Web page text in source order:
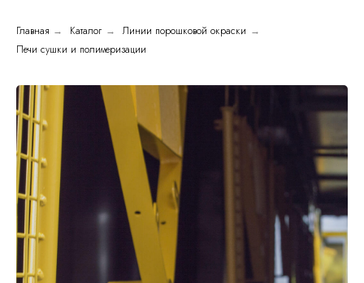
Главная → Каталог → Линии порошковой окраски →
Печи сушки и полимеризации